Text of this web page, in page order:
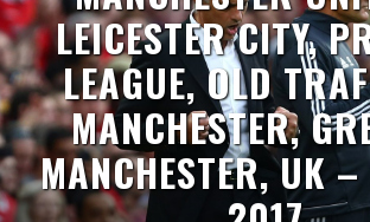
LEICESTER CITY,
LEAGUE, OLD
MANCHESTER,
MANCHESTER, UK